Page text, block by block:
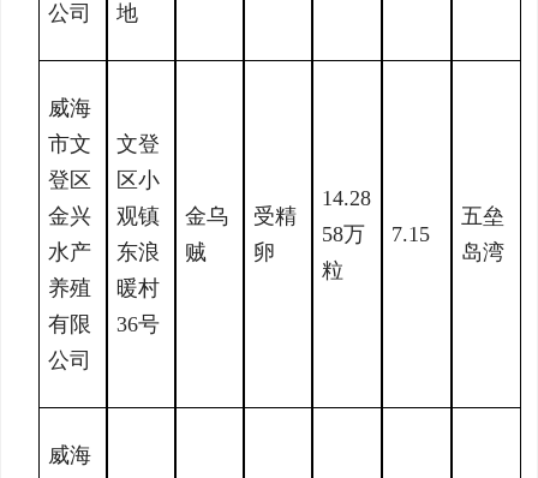
公司
地
威海
市文
登区
金兴
水产
养殖
有限
公司
文登
区小
观镇
东浪
暖村
36号
金乌
贼
受精
卵
14.28
58万
粒
7.15
五垒
岛湾
威海